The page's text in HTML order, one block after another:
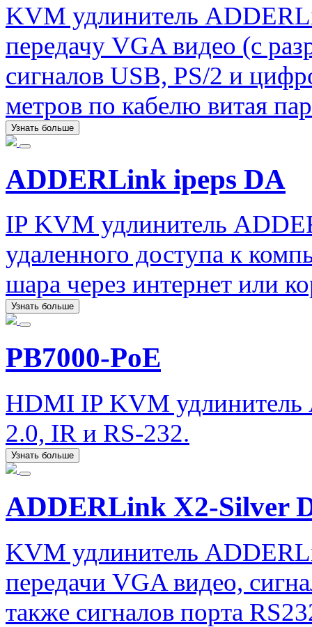
KVM удлинитель
передачу VGA видео (с
сигналов USB, PS/2 и
метров по кабелю витая
Узнать больше
ADDERLink ipeps DA
IP KVM удлинитель
удаленного доступа к
шара через интернет или
Узнать больше
PB7000-PoE
HDMI IP KVM удлинитель
2.0, IR и RS-232.
Узнать больше
ADDERLink X2-Silver
KVM удлинитель
передачи VGA видео,
также сигналов порта